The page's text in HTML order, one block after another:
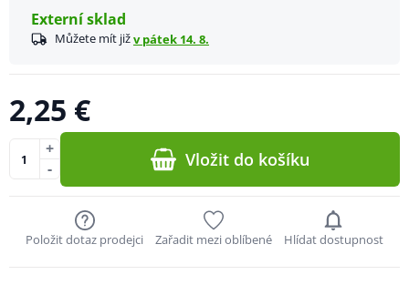
Externí sklad
Můžete mít jižv pátek 14. 8.
2,25 €
-
+ Vložit do košíku
Položit dotaz prodejci Zařadit mezi oblíbené Hlídat dostupnost